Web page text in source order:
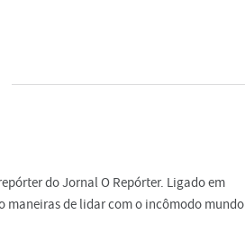
do Jornal O Repórter. Ligado em
maneiras de lidar com o incômodo mundo